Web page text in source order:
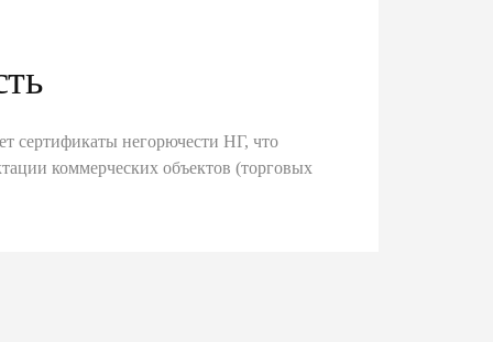
сертификаты негорючести НГ, что
коммерческих объектов (торговых